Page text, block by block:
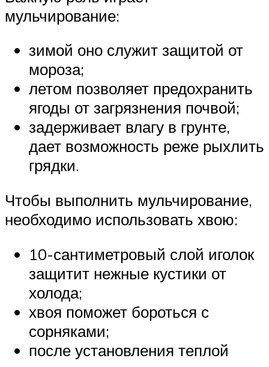
мульчирование:
зимой оно служит защитой от
мороза;
летом позволяет предохранить
ягоды от загрязнения почвой;
задерживает влагу в грунте,
дает возможность реже рыхлить
грядки.
Чтобы выполнить мульчирование,
необходимо использовать хвою:
10-сантиметровый слой иголок
защитит нежные кустики от
холода;
хвоя поможет бороться с
сорняками;
после установления теплой